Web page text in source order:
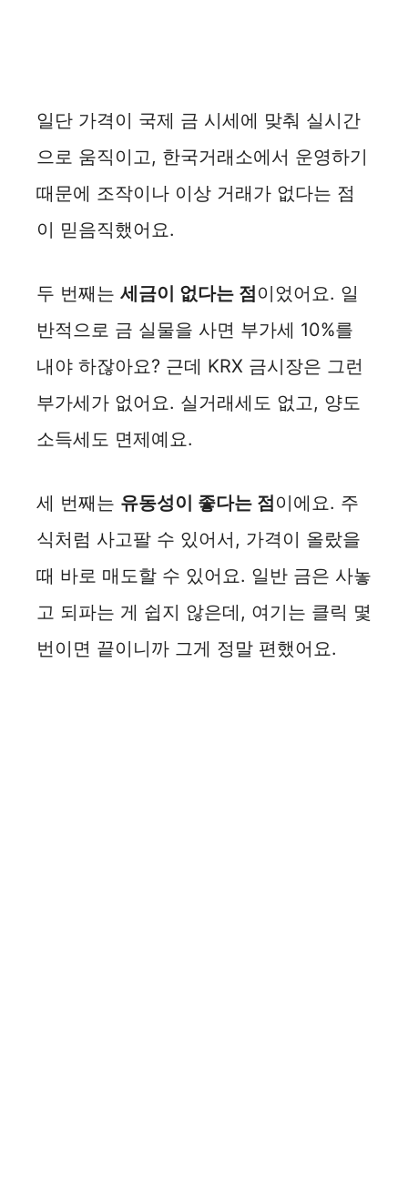
일단 가격이 국제 금 시세에 맞춰 실시간
으로 움직이고, 한국거래소에서 운영하기
때문에 조작이나 이상 거래가 없다는 점
이 믿음직했어요.
두 번째는 세금이 없다는 점이었어요. 일
반적으로 금 실물을 사면 부가세 10%를
내야 하잖아요? 근데 KRX 금시장은 그런
부가세가 없어요. 실거래세도 없고, 양도
소득세도 면제예요.
세 번째는 유동성이 좋다는 점이에요. 주
식처럼 사고팔 수 있어서, 가격이 올랐을
때 바로 매도할 수 있어요. 일반 금은 사놓
고 되파는 게 쉽지 않은데, 여기는 클릭 몇
번이면 끝이니까 그게 정말 편했어요.